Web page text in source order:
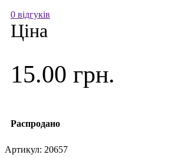
0 відгуків
Ціна
15.00 грн.
Распродано
Артикул: 20657